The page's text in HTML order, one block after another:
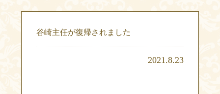
谷崎主任が復帰されました
2021.8.23